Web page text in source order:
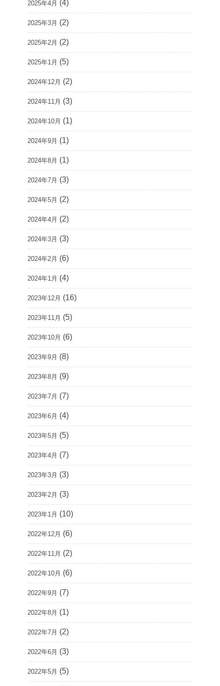
2025年4月 (4)
2025年3月 (2)
2025年2月 (2)
2025年1月 (5)
2024年12月 (2)
2024年11月 (3)
2024年10月 (1)
2024年9月 (1)
2024年8月 (1)
2024年7月 (3)
2024年5月 (2)
2024年4月 (2)
2024年3月 (3)
2024年2月 (6)
2024年1月 (4)
2023年12月 (16)
2023年11月 (5)
2023年10月 (6)
2023年9月 (8)
2023年8月 (9)
2023年7月 (7)
2023年6月 (4)
2023年5月 (5)
2023年4月 (7)
2023年3月 (3)
2023年2月 (3)
2023年1月 (10)
2022年12月 (6)
2022年11月 (2)
2022年10月 (6)
2022年9月 (7)
2022年8月 (1)
2022年7月 (2)
2022年6月 (3)
2022年5月 (5)